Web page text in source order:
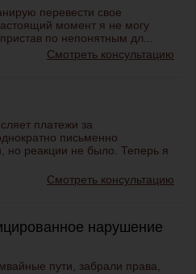
перевести свое
момент я не могу
по непонятным дл...
Смотреть консультацию
платежи за
письменно
но реакции не было. Теперь я
Смотреть консультацию
нарушение
пути, забрали права,